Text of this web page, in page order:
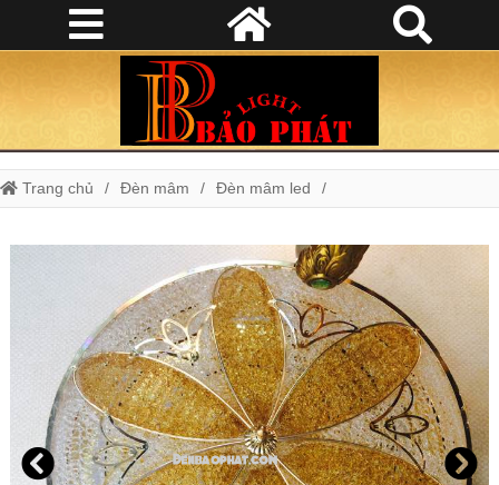
Trang chủ Đèn mâm Đèn mâm led